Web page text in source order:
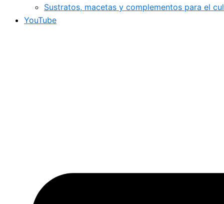
Sustratos, macetas y complementos para el
YouTube